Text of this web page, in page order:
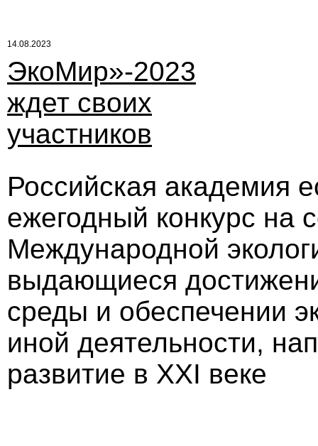
14.08.2023
ЭкоМир»-2023
ждет своих
участников
Российская академия
ежегодный конкурс на
Международной
выдающиеся
среды и обеспечении
иной деятельности,
развитие в ХХI веке